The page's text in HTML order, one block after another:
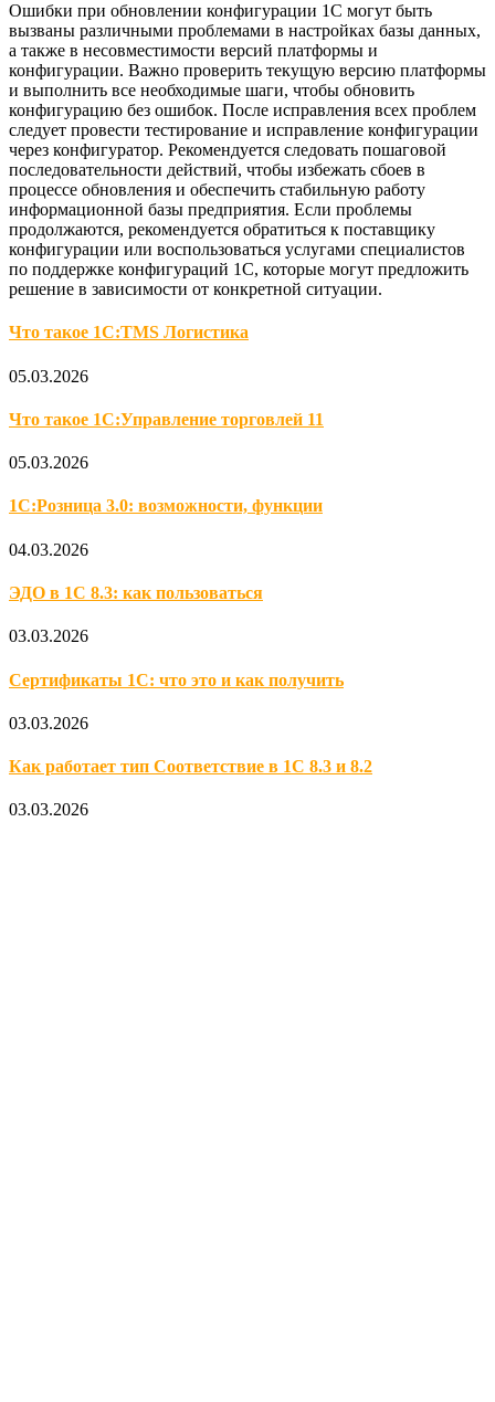
Ошибки при обновлении конфигурации 1С могут быть
вызваны различными проблемами в настройках базы данных,
а также в несовместимости версий платформы и
конфигурации. Важно проверить текущую версию платформы
и выполнить все необходимые шаги, чтобы обновить
конфигурацию без ошибок. После исправления всех проблем
следует провести тестирование и исправление конфигурации
через конфигуратор. Рекомендуется следовать пошаговой
последовательности действий, чтобы избежать сбоев в
процессе обновления и обеспечить стабильную работу
информационной базы предприятия. Если проблемы
продолжаются, рекомендуется обратиться к поставщику
конфигурации или воспользоваться услугами специалистов
по поддержке конфигураций 1С, которые могут предложить
решение в зависимости от конкретной ситуации.
Что такое 1С:TMS Логистика
05.03.2026
Что такое 1С:Управление торговлей 11
05.03.2026
1С:Розница 3.0: возможности, функции
04.03.2026
ЭДО в 1С 8.3: как пользоваться
03.03.2026
Сертификаты 1С: что это и как получить
03.03.2026
Как работает тип Соответствие в 1С 8.3 и 8.2
03.03.2026